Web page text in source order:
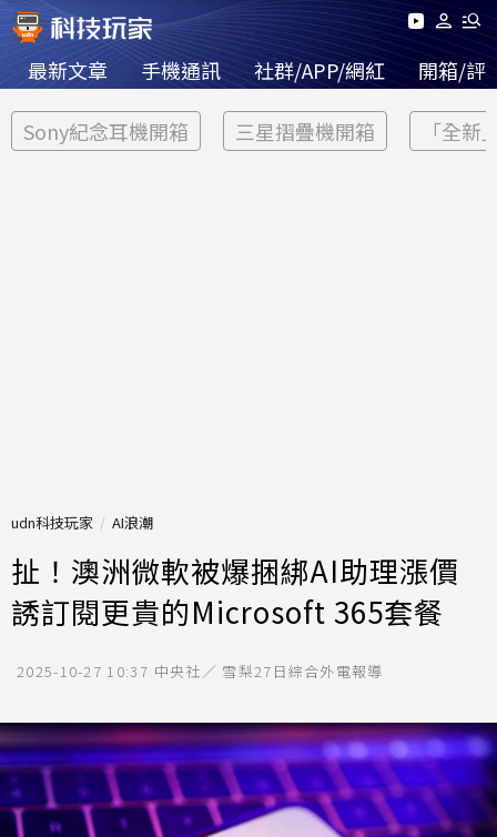
最新文章 手機通訊 社群/APP/網紅 開箱/評
Sony紀念耳機開箱 三星摺疊機開箱 「全新
udn科技玩家 AI浪潮
扯！澳洲微軟被爆捆綁AI助理漲價
誘訂閱更貴的Microsoft 365套餐
2025-10-27 10:37 中央社／ 雪梨27日綜合外電報導